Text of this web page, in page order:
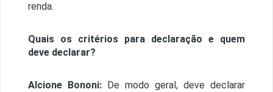
renda.
Quais os critérios para declaração e quem
deve declarar?
Alcione Bononi:De modo geral, deve declarar